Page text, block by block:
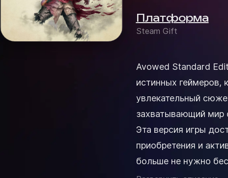
Платформа
Steam Gift
Avowed Standard
истинных геймеров,
увлекательный
захватывающий мир
Эта версия игры
приобретения и
больше не нужно